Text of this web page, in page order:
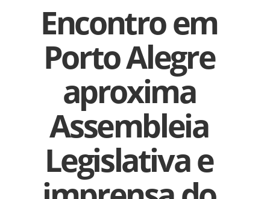
Encontro em
Porto Alegre
aproxima
Assembleia
Legislativa e